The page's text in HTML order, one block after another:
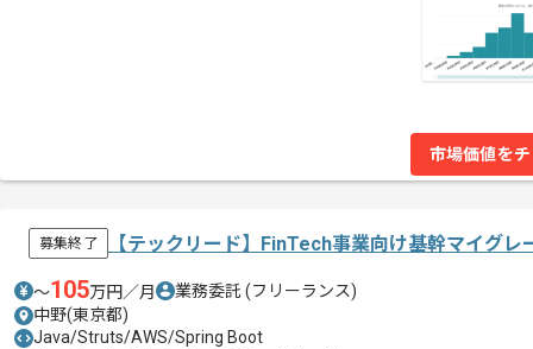
市場価値を
募集終了 【テックリード】FinTech事業向け基幹マイグ
〜105万円／月 業務委託 (フリーランス)
中野(東京都)
Java/Struts/AWS/Spring Boot